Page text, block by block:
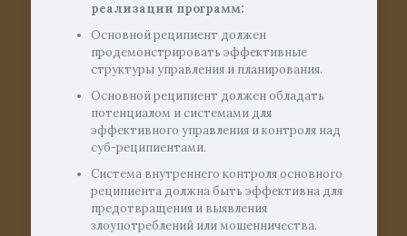
реализации программ:
Основной реципиент должен
продемонстрировать эффективные
структуры управления и планирования.
Основной реципиент должен обладать
потенциалом и системами для
эффективного управления и контроля над
суб-реципиентами.
Система внутреннего контроля основного
реципиента должна быть эффективна для
предотвращения и выявления
злоупотреблений или мошенничества.